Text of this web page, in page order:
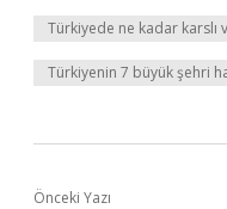
Türkiyede ne kadar karslı
Türkiyenin 7 büyük şehri
Önceki Yazı